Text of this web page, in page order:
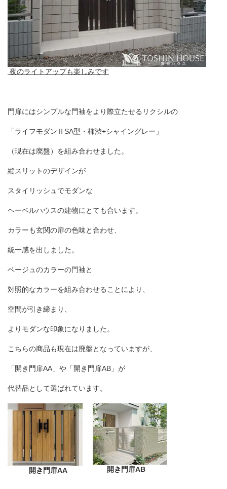
夜のライトアップも楽しみです
門扉にはシンプルな門袖をより際立たせるリクシルの
「ライフモダンⅡ SA型・柿渋+シャイングレー」
（現在は廃盤）を組み合わせました。
縦スリットのデザインが
スタイリッシュでモダンな
ヘーベルハウスの建物にとても合います。
カラーも玄関の扉の色味と合わせ、
統一感を出しました。
ベージュのカラーの門袖と
対照的なカラーを組み合わせることにより、
空間が引き締まり、
よりモダンな印象になりました。
こちらの商品も現在は廃盤となっていますが、
「開き門扉AA 」や「開き門扉AB 」が
代替品として選ばれています。
開き門扉AA 開き門扉AB